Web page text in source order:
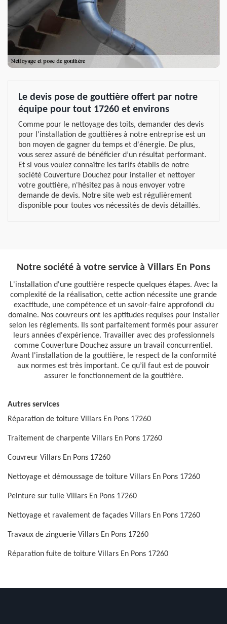
Le devis pose de gouttière offert par notre
équipe pour tout 17260 et environs
Comme pour le nettoyage des toits, demander des devis
pour l'installation de gouttières à notre entreprise est un
bon moyen de gagner du temps et d'énergie. De plus,
vous serez assuré de bénéficier d’un résultat performant.
Et si vous voulez connaître les tarifs établis de notre
société Couverture Douchez pour installer et nettoyer
votre gouttière, n'hésitez pas à nous envoyer votre
demande de devis. Notre site web est régulièrement
disponible pour toutes vos nécessités de devis détaillés.
Notre société à votre service à Villars En Pons
L'installation d'une gouttière respecte quelques étapes. Avec la
complexité de la réalisation, cette action nécessite une grande
exactitude, une compétence et un savoir-faire approfondi du
domaine. Nos couvreurs ont les aptitudes requises pour installer
selon les règlements. Ils sont parfaitement formés pour assurer
leurs années d'expérience. Travailler avec des professionnels
comme Couverture Douchez assure un travail concurrentiel.
Avant l'installation de la gouttière, le respect de la conformité
aux normes est très important. Ce qu’il faut est de pouvoir
assurer le fonctionnement de la gouttière.
Autres services
Réparation de toiture Villars En Pons 17260
Traitement de charpente Villars En Pons 17260
Couvreur Villars En Pons 17260
Nettoyage et démoussage de toiture Villars En Pons 17260
Peinture sur tuile Villars En Pons 17260
Nettoyage et ravalement de façades Villars En Pons 17260
Travaux de zinguerie Villars En Pons 17260
Réparation fuite de toiture Villars En Pons 17260